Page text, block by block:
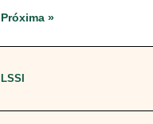
Próxima »